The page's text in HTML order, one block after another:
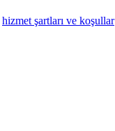
hizmet şartları ve koşullar